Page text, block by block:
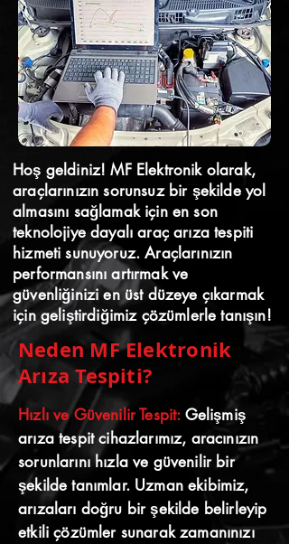
Hoş geldiniz! MF Elektronik olarak,
araçlarınızın sorunsuz bir şekilde yol
almasını sağlamak için en son
teknolojiye dayalı araç arıza tespiti
hizmeti sunuyoruz. Araçlarınızın
performansını artırmak ve
güvenliğinizi en üst düzeye çıkarmak
için geliştirdiğimiz çözümlerle tanışın!
Neden MF Elektronik
Arıza Tespiti?
Hızlı ve Güvenilir Tespit: Gelişmiş
arıza tespit cihazlarımız, aracınızın
sorunlarını hızla ve güvenilir bir
şekilde tanımlar. Uzman ekibimiz,
arızaları doğru bir şekilde belirleyip
etkili çözümler sunarak zamanınızı